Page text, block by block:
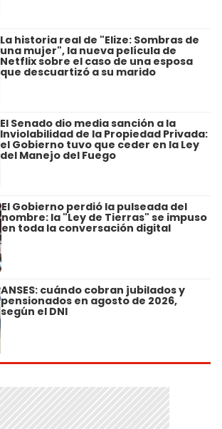
La historia real de "Elize: Sombras de
una mujer", la nueva película de
Netflix sobre el caso de una esposa
que descuartizó a su marido
El Senado dio media sanción a la
Inviolabilidad de la Propiedad Privada:
el Gobierno tuvo que ceder en la Ley
del Manejo del Fuego
El Gobierno perdió la pulseada del
nombre: la "Ley de Tierras" se impuso
en toda la conversación digital
ANSES: cuándo cobran jubilados y
pensionados en agosto de 2026,
según el DNI